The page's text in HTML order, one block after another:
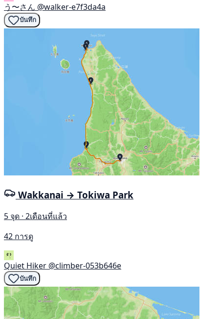
う〜さん @walker-e7f3da4a
บันทึก
Wakkanai → Tokiwa Park
5 จุด · 2เดือนที่แล้ว
42 การดู
Quiet Hiker @climber-053b646e
บันทึก